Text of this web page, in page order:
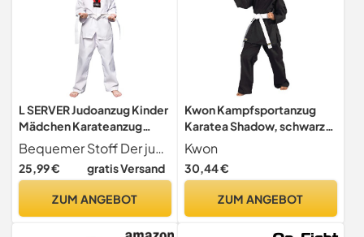
L SERVER Judoanzug Kinder
Mädchen Karateanzug
Kinder Jungen
Kampfsportanzug Mädchen
Taekwondo Anzug mit
Bequemer Stoff Der judoanzug kinder ist aus hochwertigen stoffen gefertigt, atmungsaktiv und schweißabsorbierend, weich und hautfreundlich, nicht bauschend, reißfest, immer ein angenehmes tragegefühl zu erhalten.
25,99 € gratis Versand
ZUM ANGEBOT
Kwon Kampfsportanzug
Karatea Shadow, schwarz,
160 cm, 551101160
Kwon
30,44 €
ZUM ANGEBOT